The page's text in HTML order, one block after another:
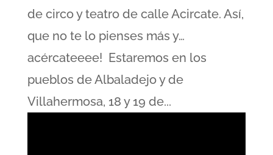
de circo y teatro de calle Acircate. Así,
que no te lo pienses más y…
acércateeee! Estaremos en los
pueblos de Albaladejo y de
Villahermosa, 18 y 19 de...